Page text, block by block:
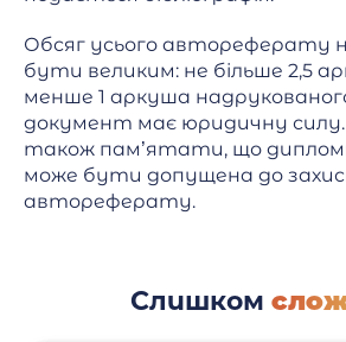
Обсяг усього автореферату
бути великим: не більше 2,5
менше 1 аркуша
документ має юридичну
також пам’ятати, що
може бути допущена до
автореферату.
Слишком